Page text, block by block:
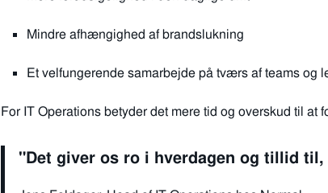
Mindre afhængighed af brandslukning
Et velfungerende samarbejde på tværs af teams og
For IT Operations betyder det mere tid og overskud til
"Det giver os ro i hverdagen og tillid